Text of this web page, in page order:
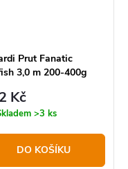
Prut Fanatic
3,0 m 200-400g
Kč
>3 ks
DO KOŠÍKU